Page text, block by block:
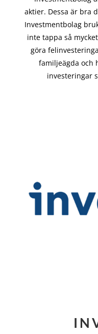
aktier. Dessa är bra
Investmentbolag
inte tappa så
göra
familjeägda och
investeringar